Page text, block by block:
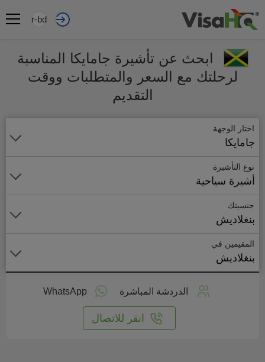
ar-bd
ابحث عن تأشيرة جامايكا المناسبة
لرحلتك مع السعر والمتطلبات ووقت
التقديم
اختار الوجهة
جامايكا
نوع التأشيرة
أشيرة سياحية
جنسيتك
بنغلاديش
المقيمين في
بنغلاديش
الدردشة المباشرة WhatsApp
انقر للاتصال